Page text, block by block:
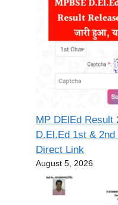
MP DElEd Result
D.El.Ed 1st &
Direct Link
August 5, 2026